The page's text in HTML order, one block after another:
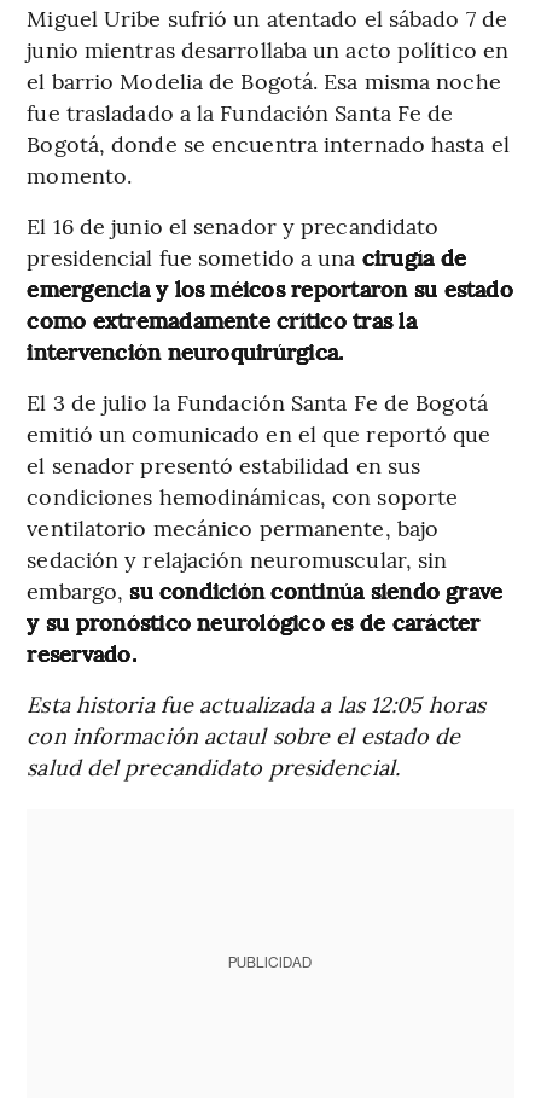
Miguel Uribe sufrió un atentado el sábado 7 de
junio mientras desarrollaba un acto político en
el barrio Modelia de Bogotá. Esa misma noche
fue trasladado a la Fundación Santa Fe de
Bogotá, donde se encuentra internado hasta el
momento.
El 16 de junio el senador y precandidato
presidencial fue sometido a una cirugía de
emergencia y los méicos reportaron su estado
como extremadamente crítico tras la
intervención neuroquirúrgica.
El 3 de julio la Fundación Santa Fe de Bogotá
emitió un comunicado en el que reportó que
el senador presentó estabilidad en sus
condiciones hemodinámicas, con soporte
ventilatorio mecánico permanente, bajo
sedación y relajación neuromuscular, sin
embargo,su condición continúa siendo grave
y su pronóstico neurológico es de carácter
reservado.
Esta historia fue actualizada a las 12:05 horas
con información actaul sobre el estado de
salud del precandidato presidencial.
PUBLICIDAD